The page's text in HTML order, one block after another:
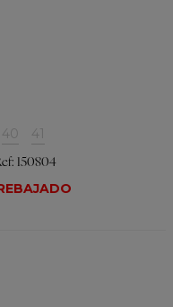
40 41
150804